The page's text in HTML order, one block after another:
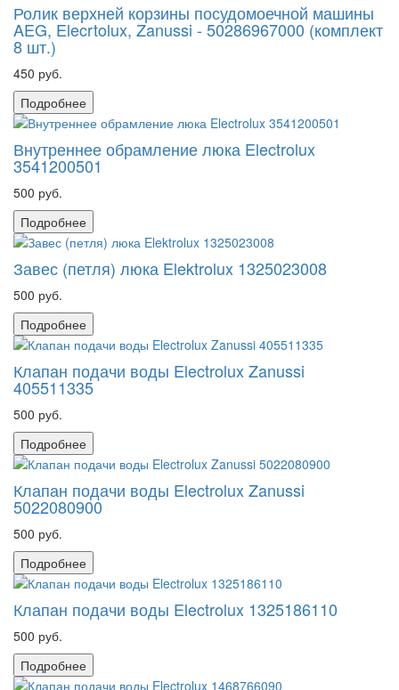
Ролик верхней корзины посудомоечной машины
AEG, Elecrtolux, Zanussi - 50286967000 (комплект
8 шт.)
450 руб.
Подробнее
Внутреннее обрамление люка Electrolux
3541200501
500 руб.
Подробнее
Завес (петля) люка Elektrolux 1325023008
500 руб.
Подробнее
Клапан подачи воды Electrolux Zanussi
405511335
500 руб.
Подробнее
Клапан подачи воды Electrolux Zanussi
5022080900
500 руб.
Подробнее
Клапан подачи воды Electrolux 1325186110
500 руб.
Подробнее